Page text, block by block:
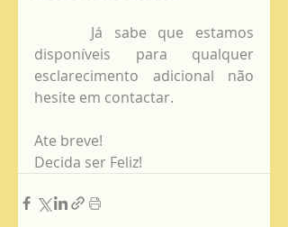
disponíveis para qualquer
esclarecimento adicional não
hesite em contactar.
Ate breve!
Decida ser Feliz!